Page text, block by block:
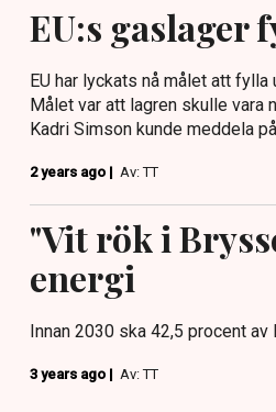
EU:s gaslager
EU har lyckats nå målet att
Målet var att lagren skulle vara
Kadri Simson kunde meddela
2 years ago | Av: TT
"Vit rök i
energi
Innan 2030 ska 42,5 procent av
3 years ago | Av: TT